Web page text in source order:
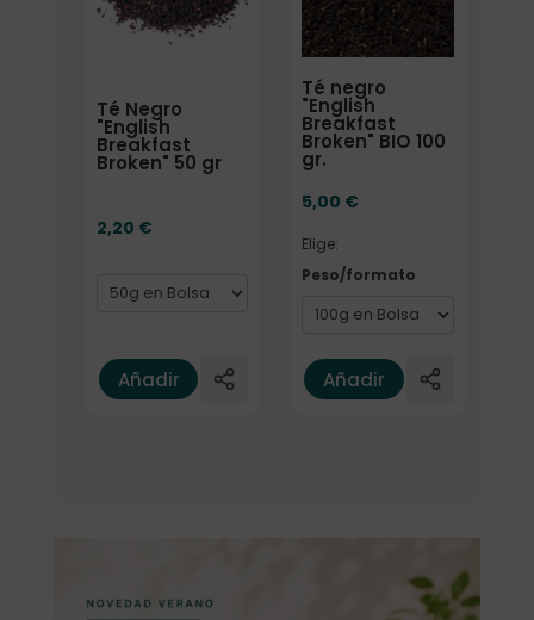
Té Negro
"English
Breakfast
Broken" 50 gr
2,20 €
Añadir
Té negro
"English
Breakfast
Broken" BIO 100
gr.
5,00 €
Elige:
Peso/formato
Añadir